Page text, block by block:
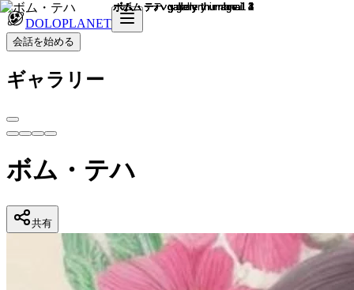
DOLOPLANET
会話を始める
ギャラリー
ボム・テハ
共有